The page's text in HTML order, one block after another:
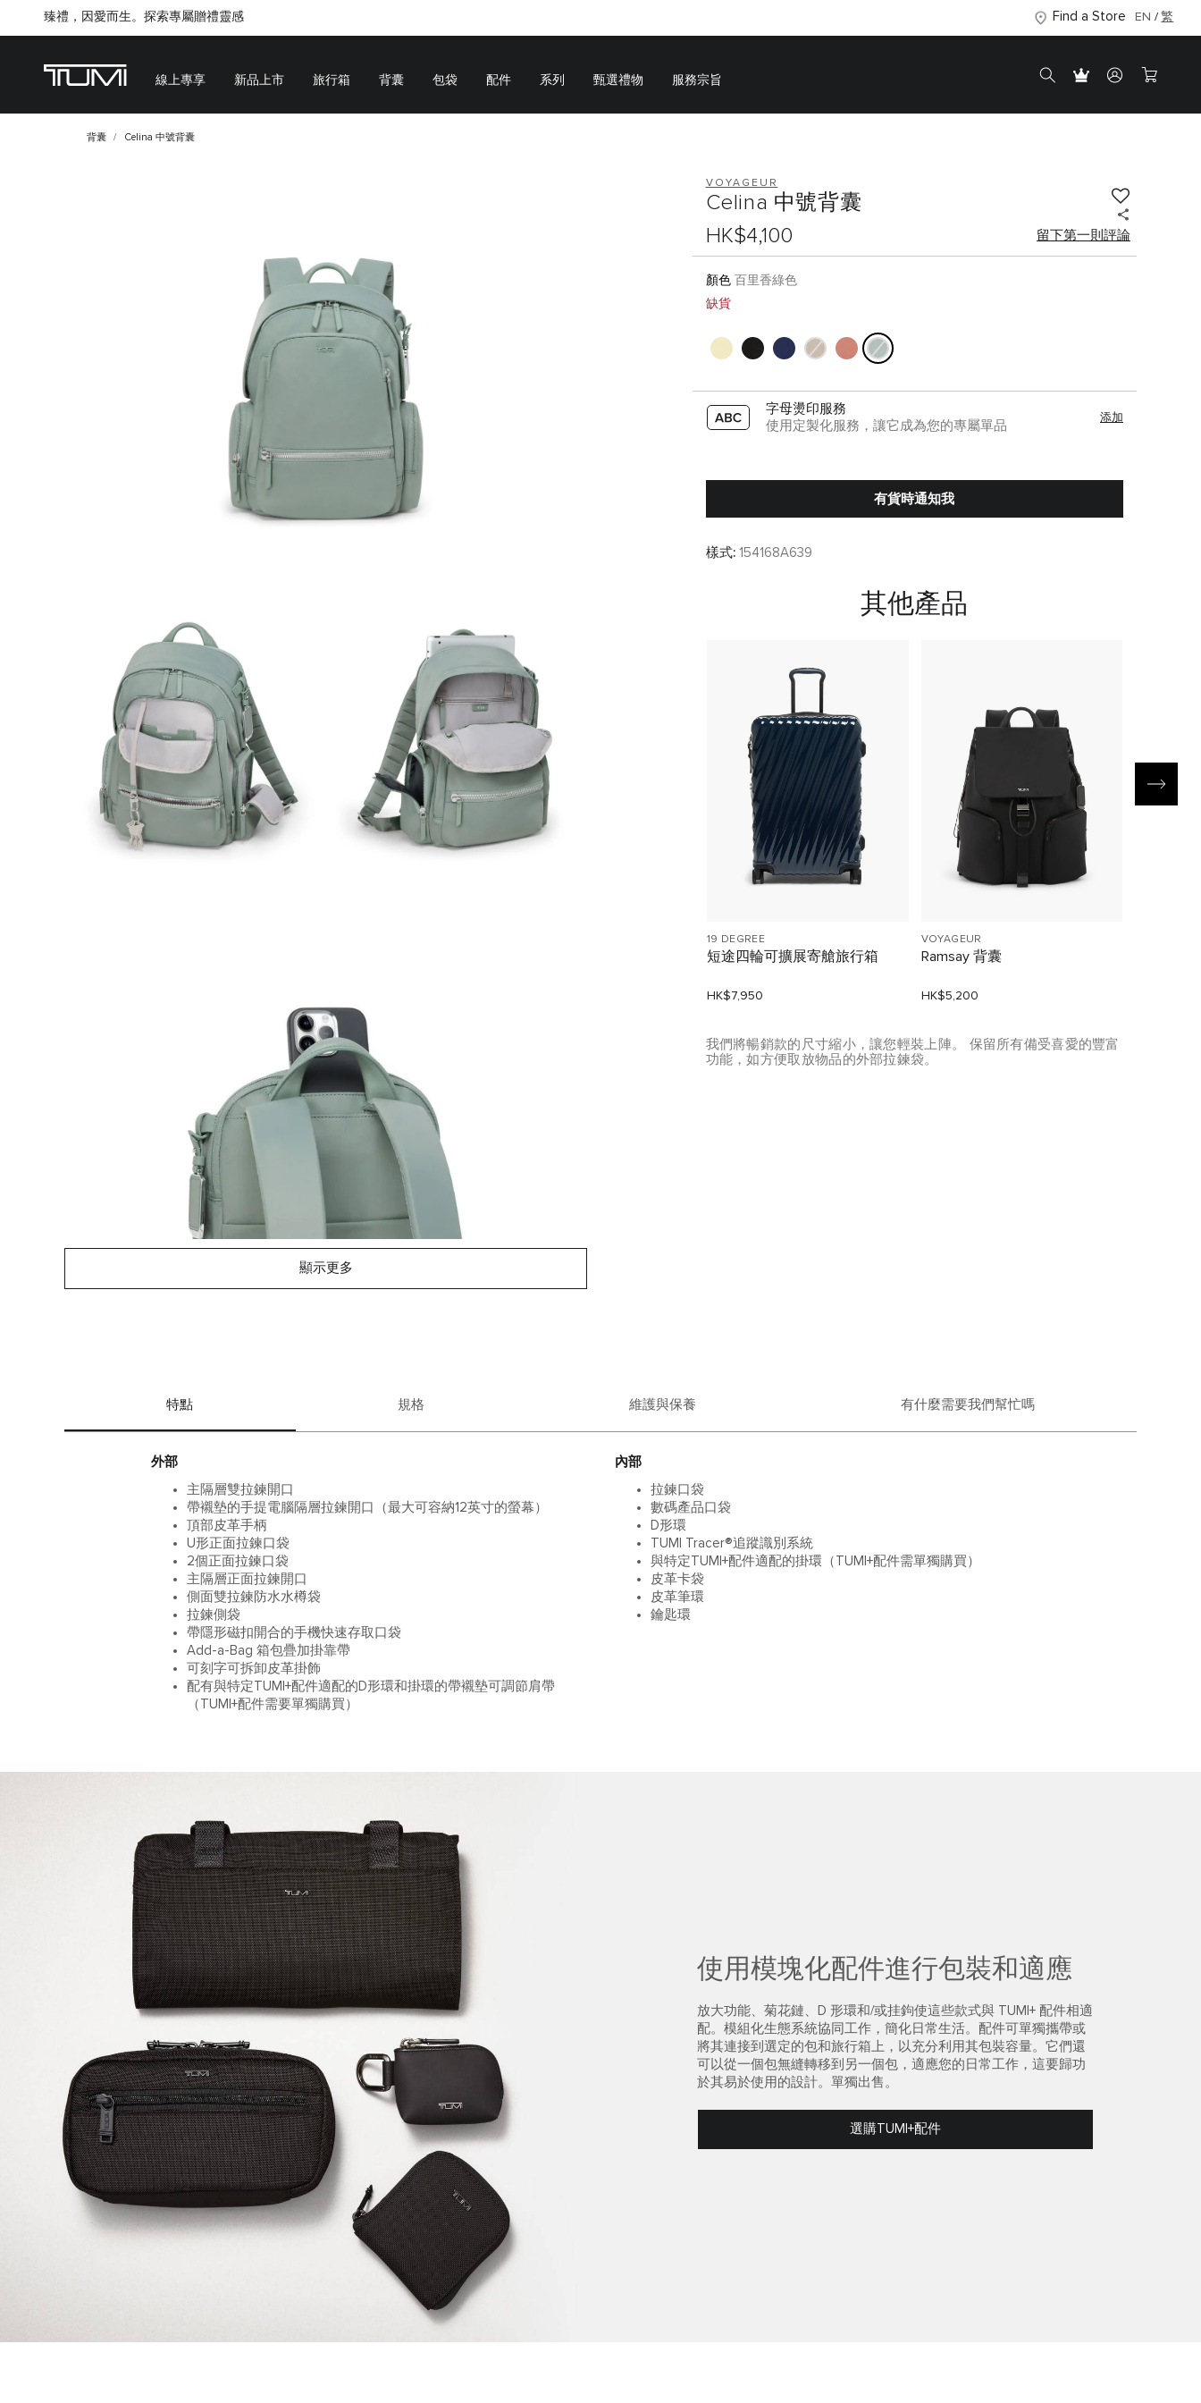
Citygate將進行内部重新裝修工程，期間暫停對外營業 Find a Store EN 繁
線上專享 新品上市 旅行箱 背囊 包袋 配件 系列 甄選禮物 服務宗旨
背囊 Celina 中號背囊
顯示更多
VOYAGEUR
Celina 中號背囊
HK$4,100
留下第一則評論
顏色 百里香綠色
缺貨
字母燙印服務
使用定製化服務，讓它成為您的專屬單品
添加
有貨時通知我
樣式: 154168A639
其他產品
19 DEGREE
短途四輪可擴展寄艙旅行箱
HK$7,950
VOYAGEUR
Ramsay 背囊
HK$5,200
我們將暢銷款的尺寸縮小，讓您輕裝上陣。 保留所有備受喜愛的豐富
功能，如方便取放物品的外部拉鍊袋。
特點 規格 維護與保養 有什麼需要我們幫忙嗎
外部
主隔層雙拉鍊開口
帶襯墊的手提電腦隔層拉鍊開口（最大可容納12英寸的螢幕）
頂部皮革手柄
U形正面拉鍊口袋
2個正面拉鍊口袋
主隔層正面拉鍊開口
側面雙拉鍊防水水樽袋
拉鍊側袋
帶隱形磁扣開合的手機快速存取口袋
Add-a-Bag 箱包疊加掛靠帶
可刻字可拆卸皮革掛飾
配有與特定TUMI+配件適配的D形環和掛環的帶襯墊可調節肩帶
（TUMI+配件需要單獨購買）
內部
拉鍊口袋
數碼產品口袋
D形環
TUMI Tracer®追蹤識別系統
與特定TUMI+配件適配的掛環（TUMI+配件需單獨購買）
皮革卡袋
皮革筆環
鑰匙環
使用模塊化配件進行包裝和適應
放大功能、菊花鏈、D 形環和/或挂鉤使這些款式與 TUMI+ 配件相適
配。模組化生態系統協同工作，簡化日常生活。配件可單獨攜帶或
將其連接到選定的包和旅行箱上，以充分利用其包裝容量。它們還
可以從一個包無縫轉移到另一個包，適應您的日常工作，這要歸功
於其易於使用的設計。單獨出售。
選購TUMI+配件